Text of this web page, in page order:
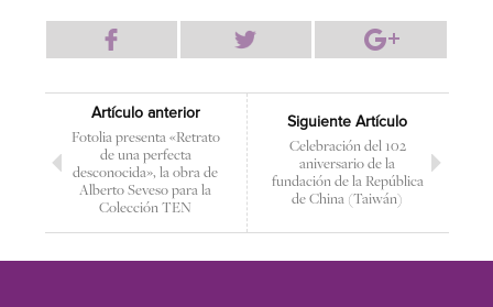
Artículo anterior
Fotolia presenta «Retrato
de una perfecta
desconocida», la obra de
Alberto Seveso para la
Colección TEN
Siguiente Artículo
Celebración del 102
aniversario de la
fundación de la República
de China (Taiwán)